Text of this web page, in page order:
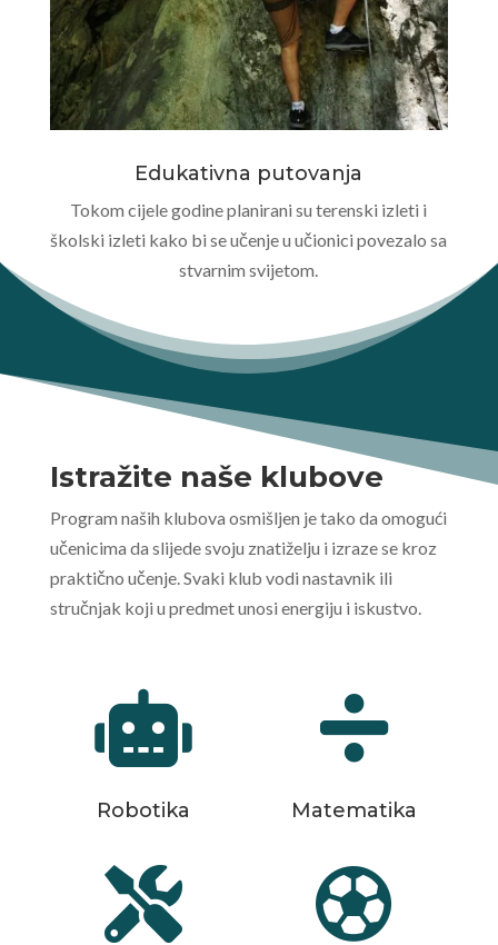
Edukativna putovanja
Tokom cijele godine planirani su terenski izleti i
školski izleti kako bi se učenje u učionici povezalo sa
stvarnim svijetom.
Istražite naše klubove
Program naših klubova osmišljen je tako da omogući
učenicima da slijede svoju znatiželju i izraze se kroz
praktično učenje. Svaki klub vodi nastavnik ili
stručnjak koji u predmet unosi energiju i iskustvo.

Robotika

Matematika
 